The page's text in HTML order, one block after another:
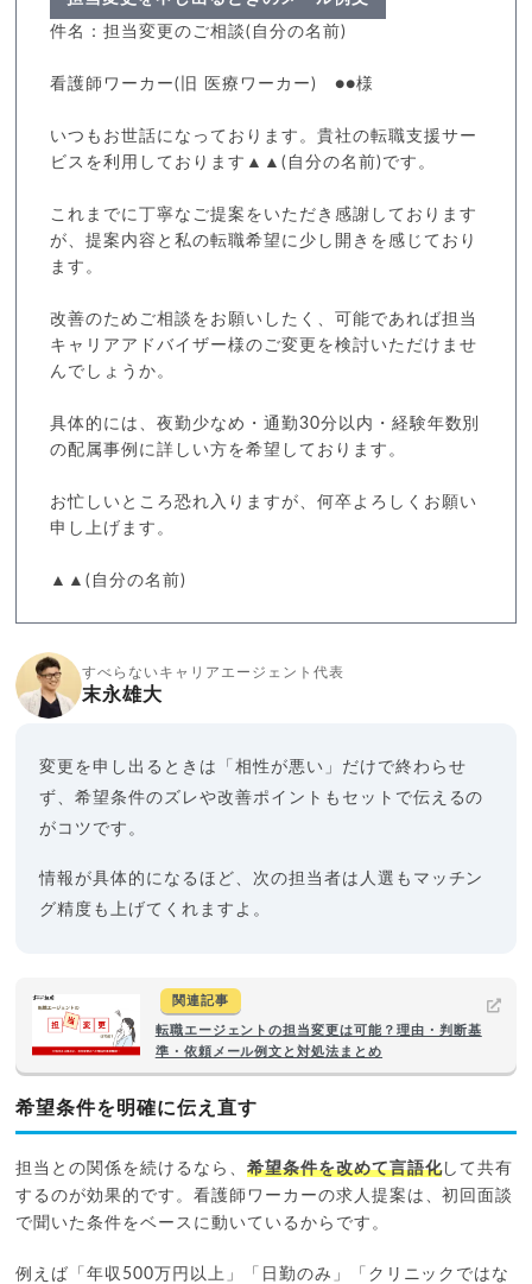
件名：担当変更のご相談(自分の名前)
看護師ワーカー(旧 医療ワーカー) ●●様
いつもお世話になっております。貴社の転職支援サー
ビスを利用しております▲▲(自分の名前)です。
これまでに丁寧なご提案をいただき感謝しております
が、提案内容と私の転職希望に少し開きを感じており
ます。
改善のためご相談をお願いしたく、可能であれば担当
キャリアアドバイザー様のご変更を検討いただけませ
んでしょうか。
具体的には、夜勤少なめ・通勤30分以内・経験年数別
の配属事例に詳しい方を希望しております。
お忙しいところ恐れ入りますが、何卒よろしくお願い
申し上げます。
▲▲(自分の名前)
すべらないキャリアエージェント代表
末永雄大
変更を申し出るときは「相性が悪い」だけで終わらせ
ず、希望条件のズレや改善ポイントもセットで伝えるの
がコツです。
情報が具体的になるほど、次の担当者は人選もマッチン
グ精度も上げてくれますよ。
関連記事
転職エージェントの担当変更は可能？理由・判断基
準・依頼メール例文と対処法まとめ
希望条件を明確に伝え直す
担当との関係を続けるなら、 希望条件を改めて言語化して共有
するのが効果的です。看護師ワーカーの求人提案は、初回面談
で聞いた条件をベースに動いているからです。
例えば「年収500万円以上」「日勤のみ」「クリニックではな